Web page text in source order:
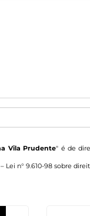
Vila Prudente" é de
Lei n° 9.610-98 sobre